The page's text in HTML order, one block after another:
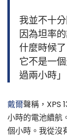
我並不十
因為坦率
什麼時候
它不是一
過兩小時
戴爾聲稱，XPS
小時的電池續航
個小時。我從沒